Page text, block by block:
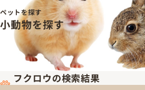
ペットを探す
小動物を探す
フクロウの検索結果